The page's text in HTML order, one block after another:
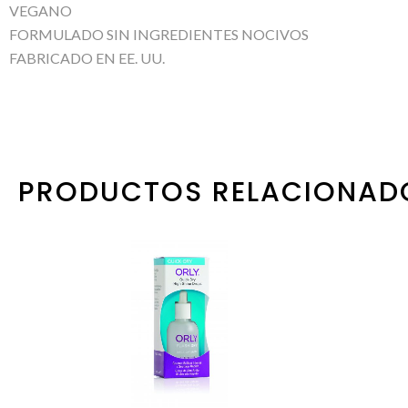
VEGANO
FORMULADO SIN INGREDIENTES NOCIVOS
FABRICADO EN EE. UU.
PRODUCTOS